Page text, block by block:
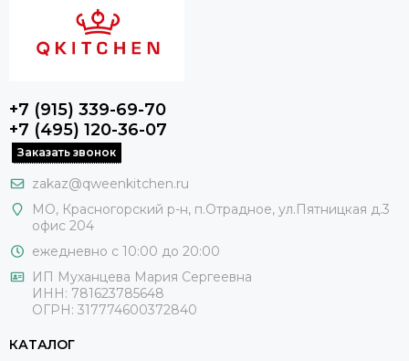
+7 (915) 339-69-70
+7 (495) 120-36-07
Заказать звонок
zakaz@qweenkitchen.ru
МО, Красногорский р-н, п.Отрадное, ул.Пятницкая д.3
офис 204
ежедневно с 10:00 до 20:00
ИП Муханцева Мария Сергеевна
ИНН: 781623785648
ОГРН: 317774600372840
КАТАЛОГ